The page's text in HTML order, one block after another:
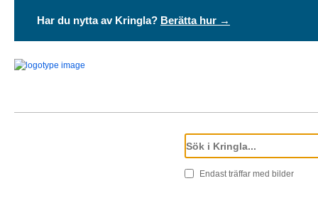
Har du nytta av Kringla? Berätta hur →
Endast träffar med bilder